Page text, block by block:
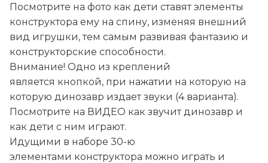
Посмотрите на фото как дети ставят элементы
конструктора ему на спину, изменяя внешний
вид игрушки, тем самым развивая фантазию и
конструкторские способности.
Внимание! Одно из креплений
является кнопкой, при нажатии на которую на
которую динозавр издает звуки (4 варианта).
Посмотрите на ВИДЕО как звучит динозавр и
как дети с ним играют.
Идущими в наборе 30-ю
элементами конструктора можно играть и